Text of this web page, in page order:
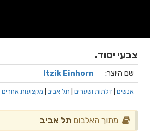
צבעי יסוד.
שם היוצר: Itzik Einhorn
אנשים דלתות ושערים תל אביב מקצועות אחרים
מתוך האלבום תל אביב